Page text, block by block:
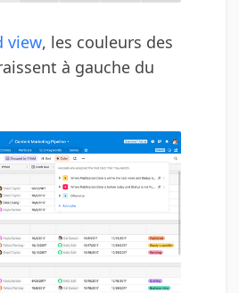
view, les couleurs des
à gauche du